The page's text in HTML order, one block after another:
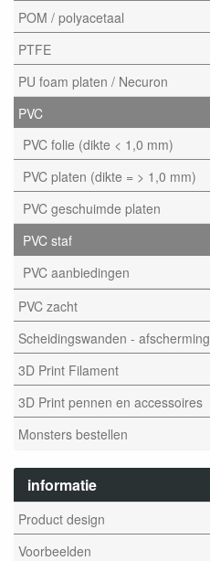
POM / polyacetaal
PTFE
PU foam platen / Necuron
PVC
PVC folie (dikte < 1,0 mm)
PVC platen (dikte = > 1,0 mm)
PVC geschuimde platen
PVC staf
PVC aanbiedingen
PVC zacht
Scheidingswanden - afscherming
3D Print Filament
3D Print pennen en accessoires
Monsters bestellen
informatie
Product design
Voorbeelden